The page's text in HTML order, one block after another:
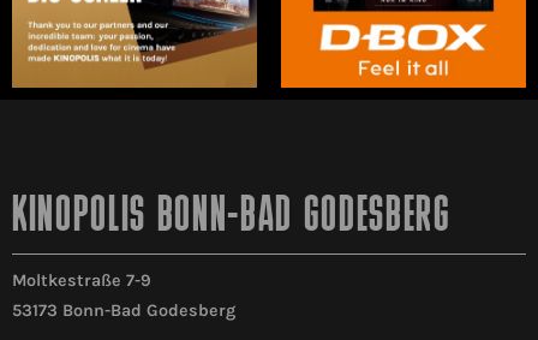
KINOPOLIS BONN-BAD GODESBERG
Moltkestraße 7-9
53173 Bonn-Bad Godesberg